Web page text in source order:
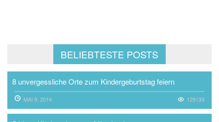
BELIEBTESTE POSTS
8 unvergessliche Orte zum Kindergeburtstag feiern
MAI 9, 2014 129133